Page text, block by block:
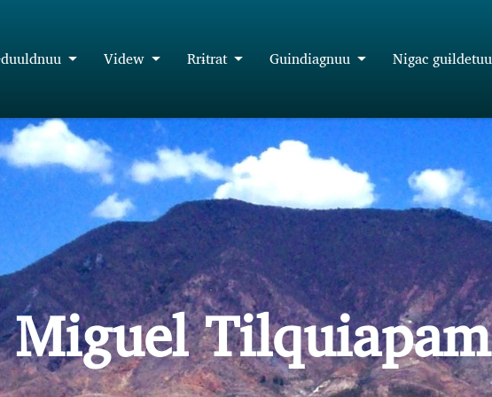
Videw Rrɨtrat Guindiagnuu Nigac guɨldetuu
Miguel Tilquiapam